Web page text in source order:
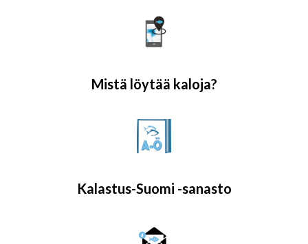
Mistä löytää kaloja?
Kalastus-Suomi -sanasto